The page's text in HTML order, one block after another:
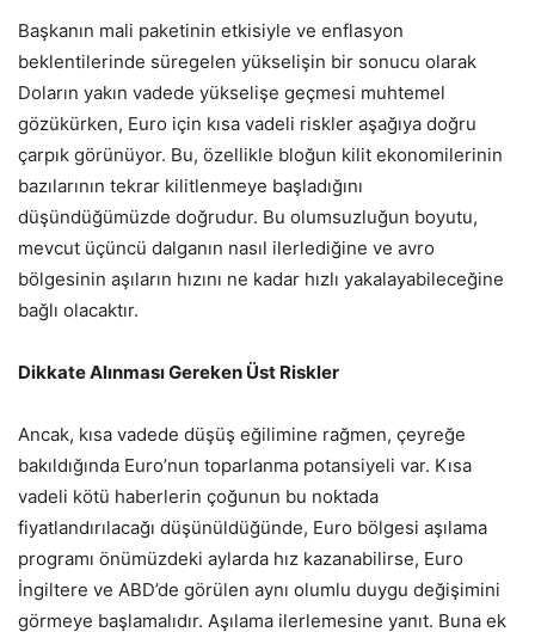
Başkanın mali paketinin etkisiyle ve enflasyon
beklentilerinde süregelen yükselişin bir sonucu olarak
Doların yakın vadede yükselişe geçmesi muhtemel
gözükürken, Euro için kısa vadeli riskler aşağıya doğru
çarpık görünüyor. Bu, özellikle bloğun kilit ekonomilerinin
bazılarının tekrar kilitlenmeye başladığını
düşündüğümüzde doğrudur. Bu olumsuzluğun boyutu,
mevcut üçüncü dalganın nasıl ilerlediğine ve avro
bölgesinin aşıların hızını ne kadar hızlı yakalayabileceğine
bağlı olacaktır.
Dikkate Alınması Gereken Üst Riskler
Ancak, kısa vadede düşüş eğilimine rağmen, çeyreğe
bakıldığında Euro’nun toparlanma potansiyeli var. Kısa
vadeli kötü haberlerin çoğunun bu noktada
fiyatlandırılacağı düşünüldüğünde, Euro bölgesi aşılama
programı önümüzdeki aylarda hız kazanabilirse, Euro
İngiltere ve ABD’de görülen aynı olumlu duygu değişimini
görmeye başlamalıdır. Aşılama ilerlemesine yanıt. Buna ek